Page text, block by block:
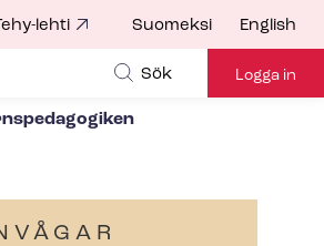
lehti Suomeksi English
Sök Logga in